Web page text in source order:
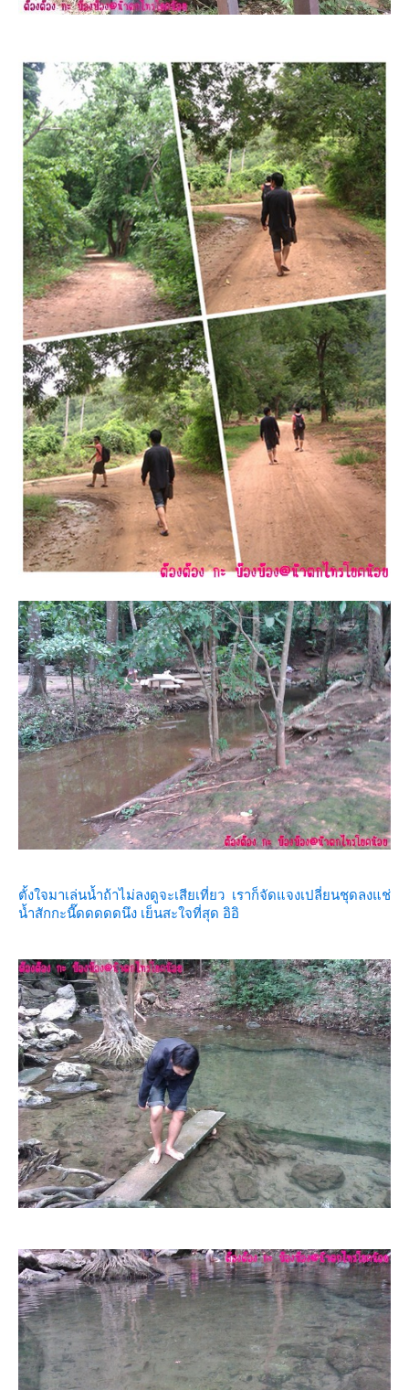
ตั้งใจมาเล่นน้ำถ้าไม่ลงดูจะเสียเที่ยว เราก็จัดแจงเปลี่ยนชุดลงแช่
น้ำสักกะนี๊ดดดดดนึง เย็นสะใจที่สุด อิอิ